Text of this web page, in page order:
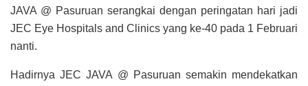
JAVA @ Pasuruan serangkai dengan peringatan hari jadi
JEC Eye Hospitals and Clinics yang ke-40 pada 1 Februari
nanti.
Hadirnya JEC JAVA @ Pasuruan semakin mendekatkan